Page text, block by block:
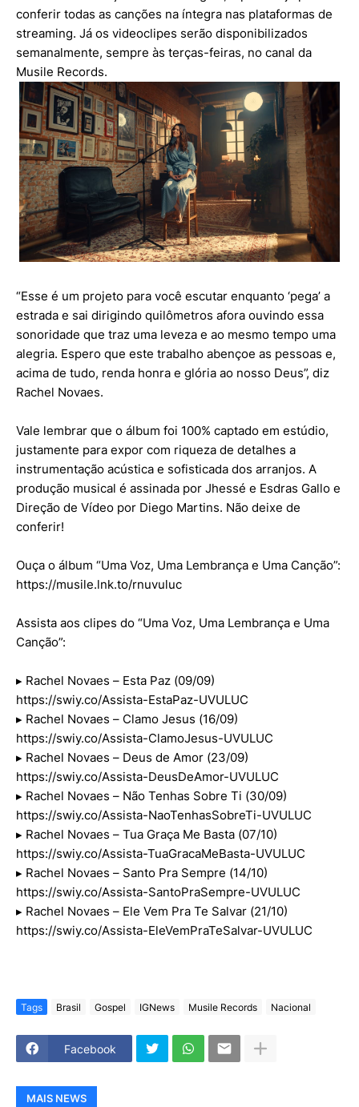
conferir todas as canções na íntegra nas plataformas de
streaming. Já os videoclipes serão disponibilizados
semanalmente, sempre às terças-feiras, no canal da
Musile Records.
“Esse é um projeto para você escutar enquanto ‘pega’ a
estrada e sai dirigindo quilômetros afora ouvindo essa
sonoridade que traz uma leveza e ao mesmo tempo uma
alegria. Espero que este trabalho abençoe as pessoas e,
acima de tudo, renda honra e glória ao nosso Deus”, diz
Rachel Novaes.
Vale lembrar que o álbum foi 100% captado em estúdio,
justamente para expor com riqueza de detalhes a
instrumentação acústica e sofisticada dos arranjos. A
produção musical é assinada por Jhessé e Esdras Gallo e
Direção de Vídeo por Diego Martins. Não deixe de
conferir!
Ouça o álbum “Uma Voz, Uma Lembrança e Uma Canção”:
https://musile.lnk.to/rnuvuluc
Assista aos clipes do “Uma Voz, Uma Lembrança e Uma
Canção”:
▸ Rachel Novaes – Esta Paz (09/09)​​
https://swiy.co/Assista-EstaPaz-UVULUC
▸ Rachel Novaes – Clamo Jesus (16/09)
https://swiy.co/Assista-ClamoJesus-UVULUC
▸ Rachel Novaes – Deus de Amor (23/09)
https://swiy.co/Assista-DeusDeAmor-UVULUC
▸ Rachel Novaes – Não Tenhas Sobre Ti (30/09)
https://swiy.co/Assista-NaoTenhasSobreTi-UVULUC
▸ Rachel Novaes – Tua Graça Me Basta (07/10)
https://swiy.co/Assista-TuaGracaMeBasta-UVULUC
▸ Rachel Novaes – Santo Pra Sempre (14/10)
https://swiy.co/Assista-SantoPraSempre-UVULUC
▸ Rachel Novaes – Ele Vem Pra Te Salvar (21/10)
https://swiy.co/Assista-EleVemPraTeSalvar-UVULUC
Tags Brasil Gospel IGNews Musile Records Nacional
Facebook
MAIS NEWS